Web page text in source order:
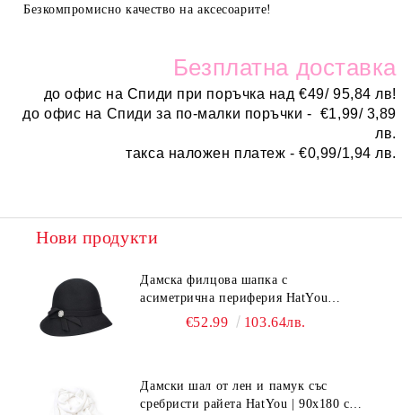
Безкомпромисно качество на аксесоарите!
Безплатна доставка
до офис на Спиди при поръчка над€49/ 95,84 лв!
до офис на Спиди за по-малки поръчки - €1,99/ 3,89
лв.
такса наложен платеж -€0,99/1,94 лв.
Нови продукти
Дамска филцова шапка с
асиметрична периферия HatYou
CF0376 | Черен
€52.99 103.64лв.
Дамски шал от лен и памук със
сребристи райета HatYou | 90x180 см |